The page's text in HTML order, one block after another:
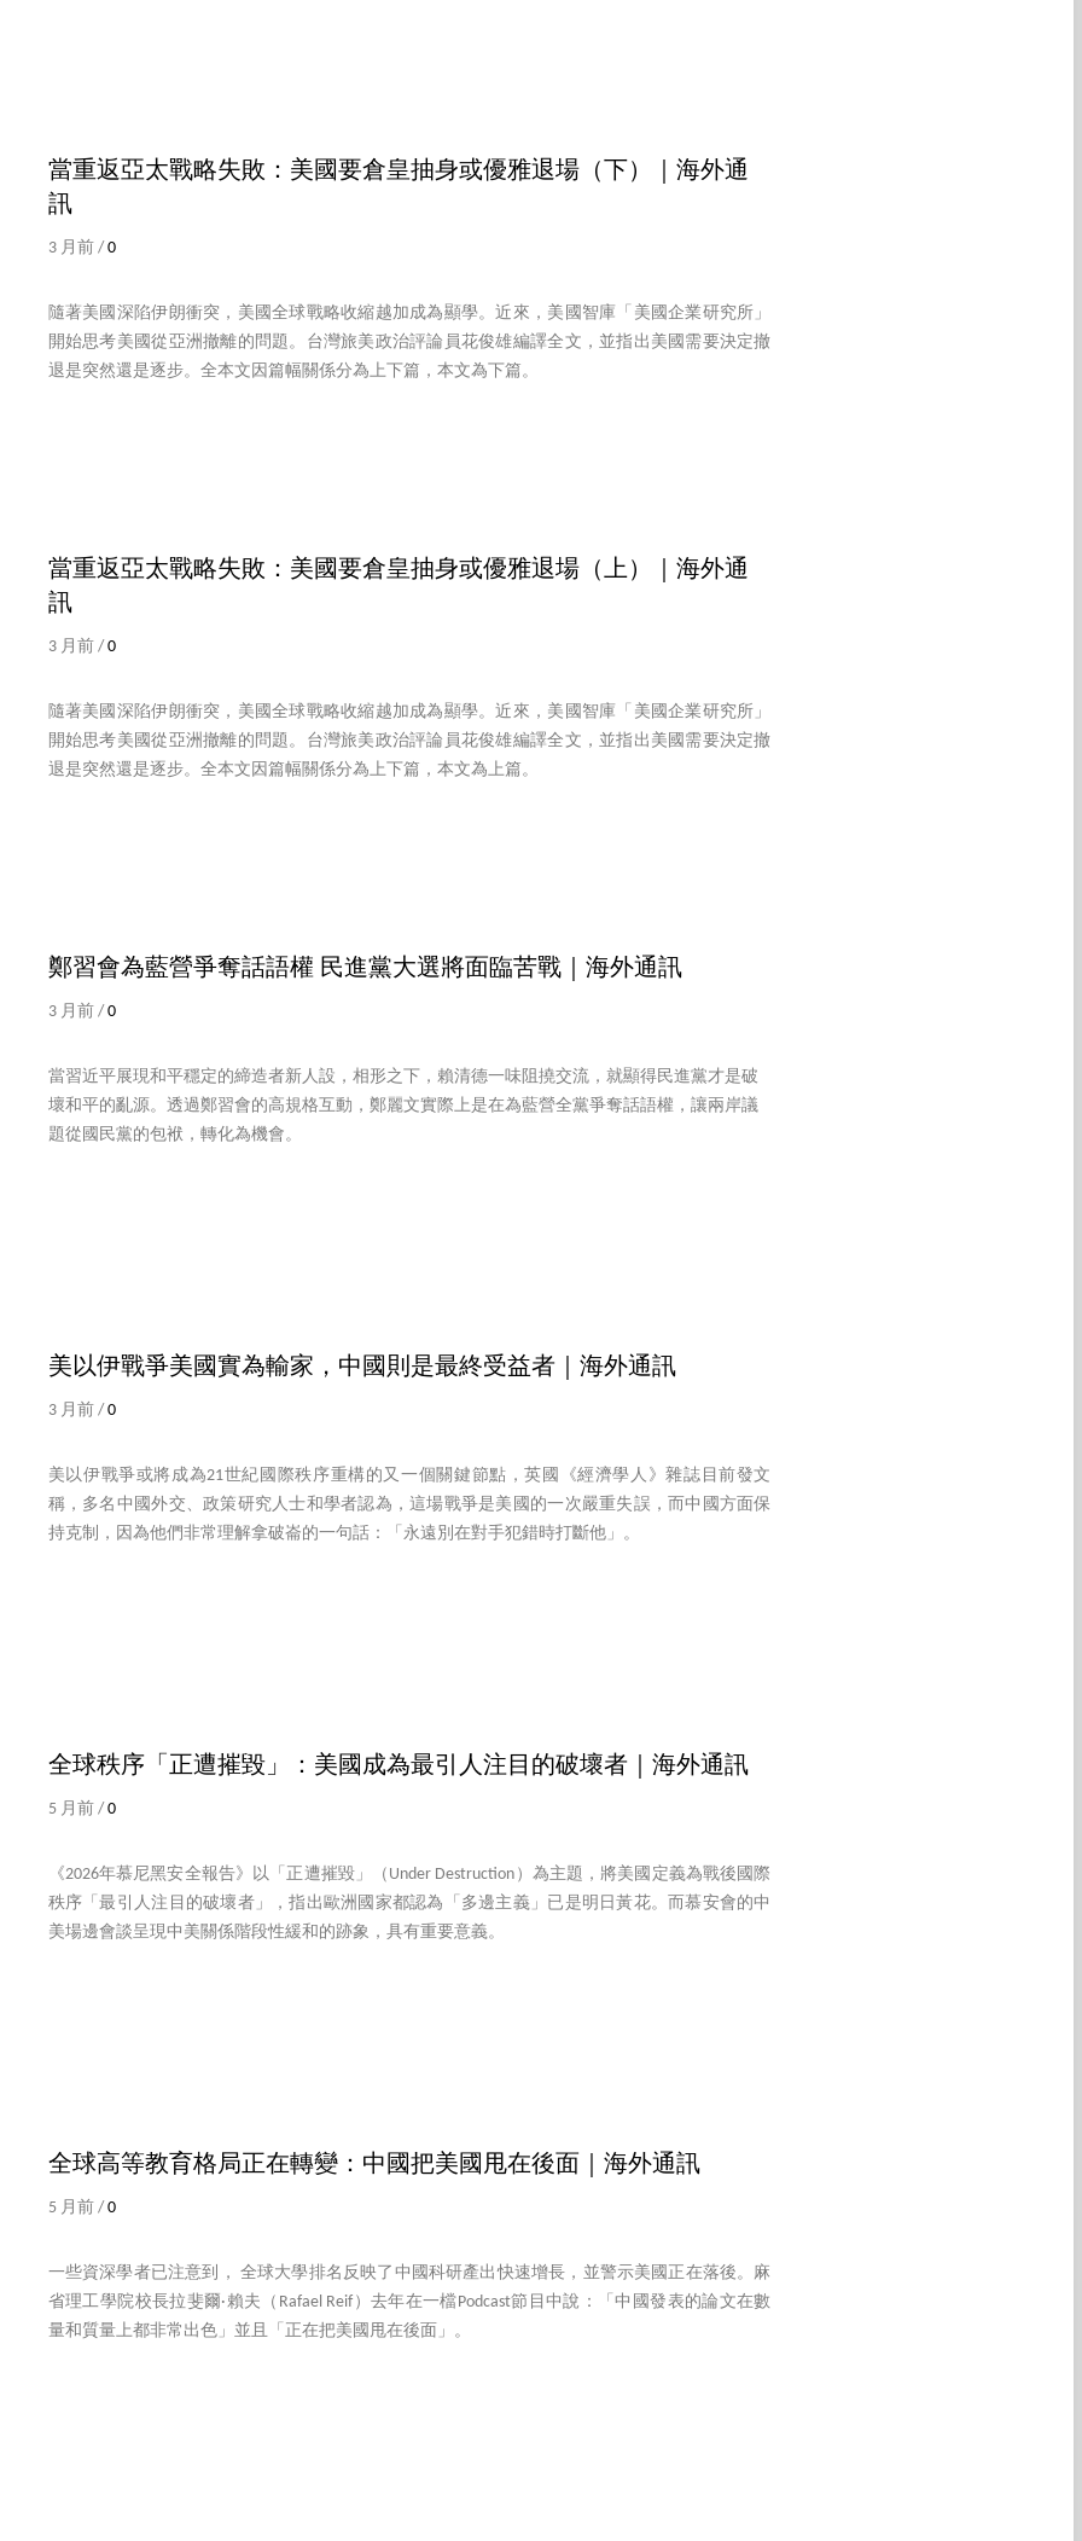
當重返亞太戰略失敗：美國要倉皇抽身或優雅退場（下）｜海外通
訊
3 月前 / 0
隨著美國深陷伊朗衝突，美國全球戰略收縮越加成為顯學。近來，美國智庫「美國企業研究所」
開始思考美國從亞洲撤離的問題。台灣旅美政治評論員花俊雄編譯全文，並指出美國需要決定撤
退是突然還是逐步。全本文因篇幅關係分為上下篇，本文為下篇。
當重返亞太戰略失敗：美國要倉皇抽身或優雅退場（上）｜海外通
訊
3 月前 / 0
隨著美國深陷伊朗衝突，美國全球戰略收縮越加成為顯學。近來，美國智庫「美國企業研究所」
開始思考美國從亞洲撤離的問題。台灣旅美政治評論員花俊雄編譯全文，並指出美國需要決定撤
退是突然還是逐步。全本文因篇幅關係分為上下篇，本文為上篇。
鄭習會為藍營爭奪話語權 民進黨大選將面臨苦戰｜海外通訊
3 月前 / 0
當習近平展現和平穩定的締造者新人設，相形之下，賴清德一味阻撓交流，就顯得民進黨才是破
壞和平的亂源。透過鄭習會的高規格互動，鄭麗文實際上是在為藍營全黨爭奪話語權，讓兩岸議
題從國民黨的包袱，轉化為機會。
美以伊戰爭美國實為輸家，中國則是最終受益者｜海外通訊
3 月前 / 0
美以伊戰爭或將成為21世紀國際秩序重構的又一個關鍵節點，英國《經濟學人》雜誌目前發文
稱，多名中國外交、政策研究人士和學者認為，這場戰爭是美國的一次嚴重失誤，而中國方面保
持克制，因為他們非常理解拿破崙的一句話：「永遠別在對手犯錯時打斷他」。
全球秩序「正遭摧毀」：美國成為最引人注目的破壞者｜海外通訊
5 月前 / 0
《2026年慕尼黑安全報告》以「正遭摧毀」（Under Destruction）為主題，將美國定義為戰後國際
秩序「最引人注目的破壞者」，指出歐洲國家都認為「多邊主義」已是明日黃花。而慕安會的中
美場邊會談呈現中美關係階段性緩和的跡象，具有重要意義。
全球高等教育格局正在轉變：中國把美國甩在後面｜海外通訊
5 月前 /0
一些資深學者已注意到， 全球大學排名反映了中國科研產出快速增長，並警示美國正在落後。麻
省理工學院校長拉斐爾·賴夫（Rafael Reif）去年在一檔Podcast節目中說：「中國發表的論文在數
量和質量上都非常出色」並且「正在把美國甩在後面」。